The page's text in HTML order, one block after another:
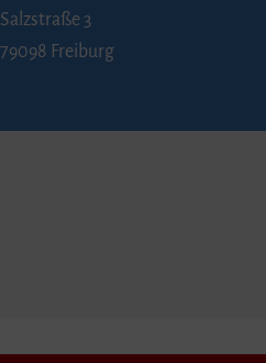
Salzstraße 3
79098 Freiburg